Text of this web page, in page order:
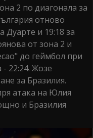
2 по диагонала за
отново
Дуарте и 19:18 за
от зона 2 и
до геймбол при
- 22:24. Жозе
за Бразилия.
атака на Юлия
и Бразилия